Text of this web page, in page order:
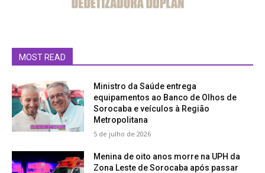
MOST READ
Ministro da Saúde entrega
equipamentos ao Banco de Olhos de
Sorocaba e veículos à Região
Metropolitana
5 de julho de 2026
Menina de oito anos morre na UPH da
Zona Leste de Sorocaba após passar